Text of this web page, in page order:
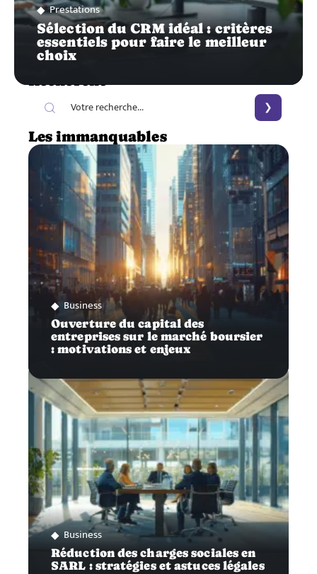
Prestations
Sélection du CRM idéal : critères
essentiels pour faire le meilleur
choix
Recherche
Les immanquables
Business
Ouverture du capital des
entreprises sur le marché boursier
: motivations et enjeux
Business
Réduction des charges sociales en
SARL : stratégies et astuces légales